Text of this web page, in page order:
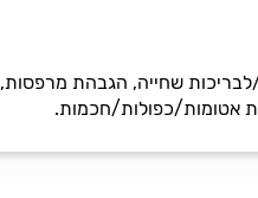
זכוכית מדרגות/מרפסות/לבריכות שחייה, הגבהת מרפסות,
אטומות/כפולות/חכמות.